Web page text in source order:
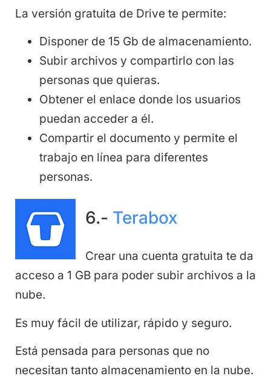
La versión gratuita de Drive te permite:
Disponer de 15 Gb de almacenamiento.
Subir archivos y compartirlo con las
personas que quieras.
Obtener el enlace donde los usuarios
puedan acceder a él.
Compartir el documento y permite el
trabajo en línea para diferentes
personas.
6.- Terabox
Crear una cuenta gratuita te da
acceso a 1 GB para poder subir archivos a la
nube.
Es muy fácil de utilizar, rápido y seguro.
Está pensada para personas que no
necesitan tanto almacenamiento en la nube.